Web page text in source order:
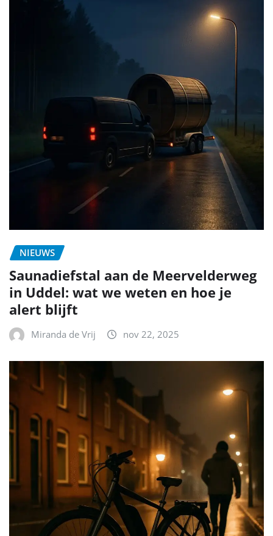
NIEUWS
Saunadiefstal aan de Meervelderweg
in Uddel: wat we weten en hoe je
alert blijft
Miranda de Vrij nov 22, 2025